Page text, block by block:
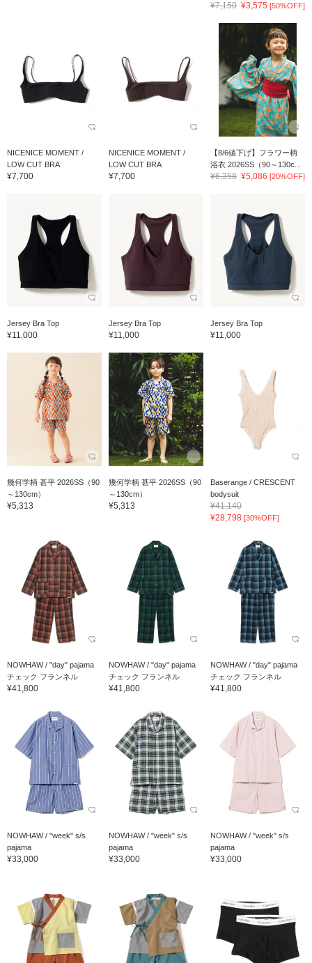
¥7,150 ¥3,575 [50%OFF]
NICENICE MOMENT /
LOW CUT BRA
¥7,700
NICENICE MOMENT /
LOW CUT BRA
¥7,700
【8/6値下げ】フラワー柄
浴衣 2026SS（90～130c...
¥6,358 ¥5,086 [20%OFF]
Jersey Bra Top
¥11,000
Jersey Bra Top
¥11,000
Jersey Bra Top
¥11,000
幾何学柄 甚平 2026SS（90
～130cm）
¥5,313
幾何学柄 甚平 2026SS（90
～130cm）
¥5,313
Baserange / CRESCENT
bodysuit
¥41,140
¥28,798 [30%OFF]
NOWHAW / "day" pajama
チェック フランネル
¥41,800
NOWHAW / "day" pajama
チェック フランネル
¥41,800
NOWHAW / "day" pajama
チェック フランネル
¥41,800
NOWHAW / "week" s/s
pajama
¥33,000
NOWHAW / "week" s/s
pajama
¥33,000
NOWHAW / "week" s/s
pajama
¥33,000